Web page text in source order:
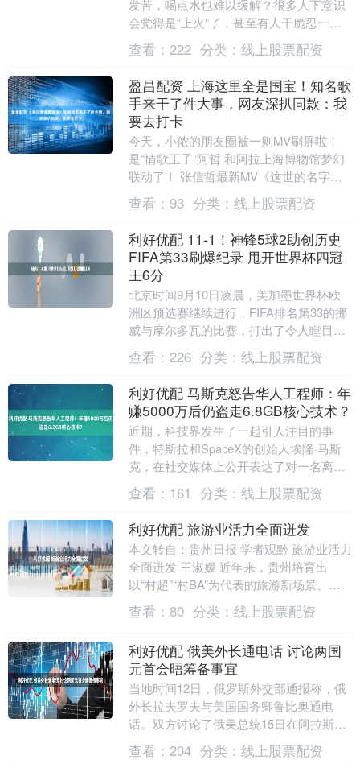
发苦，喝点水也难以缓解？很多人下意识
会觉得是“上火”了，甚至有人干脆忍一忍
就过去了，可事实上，口苦背后并非总
是“小毛病”，它....
查看： 222 分类： 线上股票配资
盈昌配资 上海这里全是国宝！知名歌
手来干了件大事，网友深扒同款：我
要去打卡
今天，小侬的朋友圈被一则MV刷屏啦！
是“情歌王子”阿哲 和阿拉上海博物馆梦幻
联动了！ 张信哲最新MV《这世的名字》
在上海博物馆东馆取景， 巧妙结合了上博
的文....
查看： 93 分类： 线上股票配资
利好优配 11-1！神锋5球2助创历史
FIFA第33刷爆纪录 甩开世界杯四冠
王6分
北京时间9月10日凌晨，美加墨世界杯欧
洲区预选赛继续进行，FIFA排名第33的挪
威与摩尔多瓦的比赛，打出了令人瞠目结
舌的比分：11-1。 仅仅上半场结束，挪威
就....
查看： 226 分类： 线上股票配资
利好优配 马斯克怒告华人工程师：年
赚5000万后仍盗走6.8GB核心技术？
近期，科技界发生了一起引人注目的事
件，特斯拉和SpaceX的创始人埃隆·马斯
克，在社交媒体上公开表达了对一名离职
员工的强烈不满。这位员工名叫李学宸，
年仅29岁，....
查看： 161 分类： 线上股票配资
利好优配 旅游业活力全面迸发
本文转自：贵州日报 学者观黔 旅游业活力
全面迸发 王淑媛 近年来，贵州培育出
以“村超”“村BA”为代表的旅游新场景、新
业态、新品牌，并因地制宜、积极探索，
主动适....
查看： 80 分类： 线上股票配资
利好优配 俄美外长通电话 讨论两国
元首会晤筹备事宜
当地时间12日，俄罗斯外交部通报称，俄
外长拉夫罗夫与美国国务卿鲁比奥通电
话。双方讨论了俄美总统15日在阿拉斯加
会晤的筹备工作相关事宜。双方一致认为
领导人会晤将顺....
查看： 204 分类： 线上股票配资